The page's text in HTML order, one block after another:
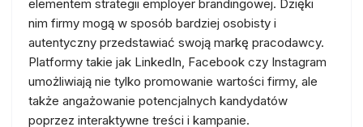
elementem strategii employer brandingowej. Dzięki
nim firmy mogą w sposób bardziej osobisty i
autentyczny przedstawiać swoją markę pracodawcy.
Platformy takie jak LinkedIn, Facebook czy Instagram
umożliwiają nie tylko promowanie wartości firmy, ale
także angażowanie potencjalnych kandydatów
poprzez interaktywne treści i kampanie.